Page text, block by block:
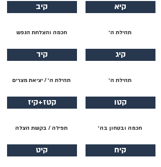
קיא
תהילת ה׳
קיג
תהילת ה׳
קטו
חכמה ובטחון בה׳
קיח
קיב
חכמה והצלחת הנפש
קיד
תהילת ה׳ / יציאת מצרים
קטז+קיז
תפילה / בקשת הצלה
קיט